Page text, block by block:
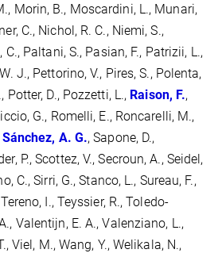
Morin, B., Moscardini, L., Munari,
C., Nichol, R. C., Niemi, S.,
Paltani, S., Pasian, F., Patrizii, L.,
J., Pettorino, V., Pires, S., Polenta,
Potter, D., Pozzetti, L., Raison, F.,
G., Romelli, E., Roncarelli, M.,
Sánchez, A. G., Sapone, D.,
P., Scottez, V., Secroun, A., Seidel,
C., Sirri, G., Stanco, L., Sureau, F.,
I., Teyssier, R., Toledo-
Valentijn, E. A., Valenziano, L.,
Viel, M., Wang, Y., Welikala, N.,